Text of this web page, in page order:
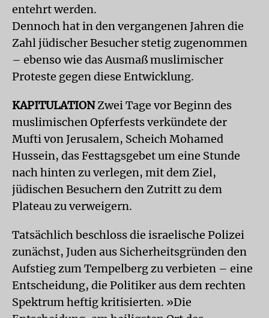
entehrt werden.
Dennoch hat in den vergangenen Jahren die
Zahl jüdischer Besucher stetig zugenommen
– ebenso wie das Ausmaß muslimischer
Proteste gegen diese Entwicklung.
KAPITULATIONZwei Tage vor Beginn des
muslimischen Opferfests verkündete der
Mufti von Jerusalem, Scheich Mohamed
Hussein, das Festtagsgebet um eine Stunde
nach hinten zu verlegen, mit dem Ziel,
jüdischen Besuchern den Zutritt zu dem
Plateau zu verweigern.
Tatsächlich beschloss die israelische Polizei
zunächst, Juden aus Sicherheitsgründen den
Aufstieg zum Tempelberg zu verbieten – eine
Entscheidung, die Politiker aus dem rechten
Spektrum heftig kritisierten. »Die